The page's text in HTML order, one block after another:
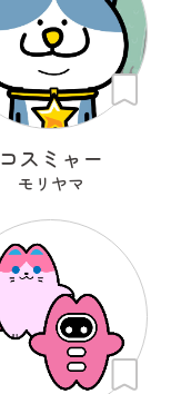
コスミャー
モリヤマ